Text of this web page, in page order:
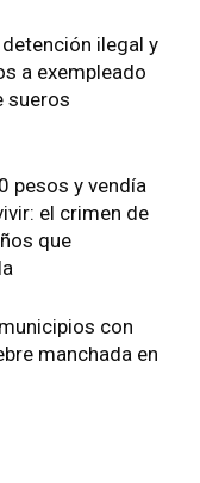
ilegal y
a exempleado
sueros
pesos y vendía
el crimen de
que
con
manchada en